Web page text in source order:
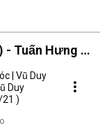
- Tuấn Hưng ,
| Vũ Duy
Duy
21 )